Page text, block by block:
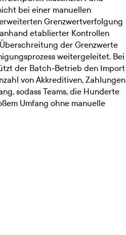
bei einer manuellen
Grenzwertverfolgung
etablierter Kontrollen
der Grenzwerte
weitergeleitet. Bei
der Batch-Betrieb den Import
von Akkreditiven, Zahlungen
sodass Teams, die Hunderte
Umfang ohne manuelle